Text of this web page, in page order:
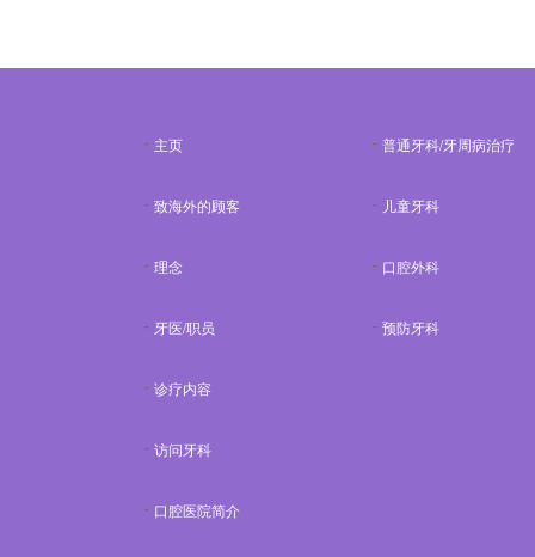
主页
致海外的顾客
理念
牙医/职员
诊疗内容
访问牙科
口腔医院简介
普通牙科/牙周病治疗
儿童牙科
口腔外科
预防牙科